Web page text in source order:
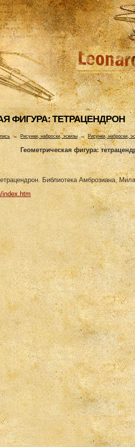
ФИГУРА: ТЕТРАЦЕHДРОH
→ Рисунки, наброски, эскизы →Рисунки, наброски,
Геометрическая фигура:
Библиотека Амброзиана,
index.htm